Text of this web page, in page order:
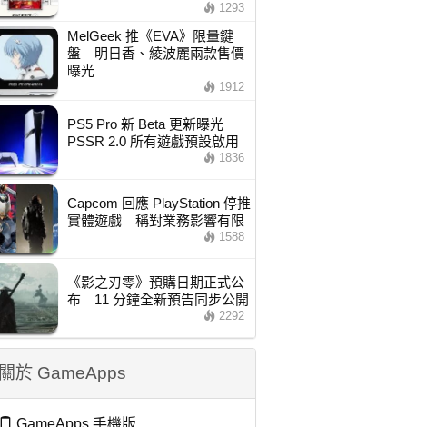
1293
MelGeek 推《EVA》限量鍵
盤 明日香、綾波麗兩款售價
曝光
1912
PS5 Pro 新 Beta 更新曝光
PSSR 2.0 所有遊戲預設啟用
1836
Capcom 回應 PlayStation 停推
實體遊戲 稱對業務影響有限
1588
《影之刃零》預購日期正式公
布 11 分鐘全新預告同步公開
2292
關於 GameApps
GameApps 手機版